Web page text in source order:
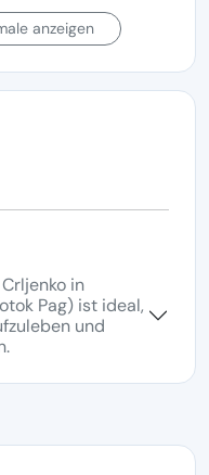
vorhanden
anzeigen
in
Pag) ist ideal,
und